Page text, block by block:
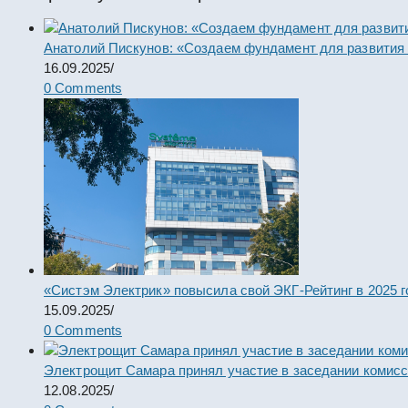
Анатолий Пискунов: «Создаем фундамент для развития
16.09.2025/
0 Comments
«Систэм Электрик» повысила свой ЭКГ-Рейтинг в 2025
15.09.2025/
0 Comments
Электрощит Самара принял участие в заседании
12.08.2025/